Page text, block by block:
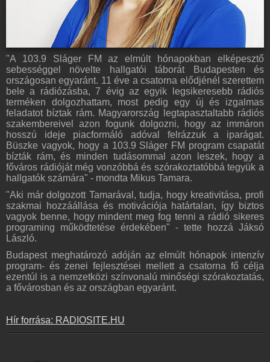
"A 103.9 Sláger FM az elmúlt hónapokban elképesztő
sebességgel növelte hallgatói táborát Budapesten és
országosan egyaránt. 11 éve a csatorna elődjénél szerettem
bele a rádiózásba, 7 évig az egyik legsikeresebb rádiós
terméken dolgozhattam, most pedig egy új és izgalmas
feladatot bíztak rám. Magyarország legtapasztaltabb rádiós
szakembereivel azon fogunk dolgozni, hogy az immáron
hosszú ideje piacformáló adóval felrázzuk a iparágat.
Büszke vagyok, hogy a 103.9 Sláger FM program csapatát
bízták rám, és minden tudásommal azon leszek, hogy a
főváros rádióját még vonzóbbá és szórakoztatóbbá tegyük a
hallgatók számára" - mondta Mikus Tamara.
"Aki már dolgozott Tamarával, tudja, hogy kreativitása, profi
szakmai hozzáállása és motivációja határtalan, így biztos
vagyok benne, hogy mindent meg fog tenni a rádió sikeres
programing működtetése érdekében" - tette hozzá Jáksó
László.
Budapest meghatározó adóján az elmúlt hónapok intenzív
program- és zenei fejlesztései mellett a csatorna fő célja
ezentúl is a nemzetközi színvonalú minőségi szórakoztatás,
a fővárosban és az országban egyaránt.
Hír forrása: RADIOSITE.HU